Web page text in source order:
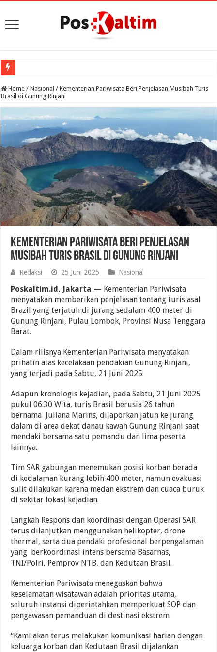
Home / Nasional / Kementerian Pariwisata Beri Penjelasan Musibah Turis
Brasil di Gunung Rinjani
Kementerian Pariwisata Beri Penjelasan
Musibah Turis Brasil di Gunung Rinjani
Redaksi 25 Juni 2025 Nasional
Poskaltim.id, Jakarta — Kementerian Pariwisata
menyatakan memberikan penjelasan tentang turis asal
Brazil yang terjatuh di jurang sedalam 400 meter di
Gunung Rinjani, Pulau Lombok, Provinsi Nusa Tenggara
Barat.
Dalam rilisnya Kementerian Pariwisata menyatakan
prihatin atas kecelakaan pendakian Gunung Rinjani,
yang terjadi pada Sabtu, 21 Juni 2025.
Adapun kronologis kejadian, pada Sabtu, 21 Juni 2025
pukul 06.30 Wita, turis Brasil berusia 26 tahun
bernama Juliana Marins, dilaporkan jatuh ke jurang
dalam di area dekat danau kawah Gunung Rinjani saat
mendaki bersama satu pemandu dan lima peserta
lainnya.
Tim SAR gabungan menemukan posisi korban berada
di kedalaman kurang lebih 400 meter, namun evakuasi
sulit dilakukan karena medan ekstrem dan cuaca buruk
di sekitar lokasi kejadian.
Langkah Respons dan koordinasi dengan Operasi SAR
terus dilanjutkan menggunakan helikopter, drone
thermal, serta dua pendaki profesional berpengalaman
yang berkoordinasi intens bersama Basarnas,
TNI/Polri, Pemprov NTB, dan Kedutaan Brasil.
Kementerian Pariwisata menegaskan bahwa
keselamatan wisatawan adalah prioritas utama,
seluruh instansi diperintahkan memperkuat SOP dan
pengawasan pemanduan di destinasi ekstrem.
“Kami akan terus melakukan komunikasi harian dengan
keluarga korban dan Kedutaan Brasil dijalankan